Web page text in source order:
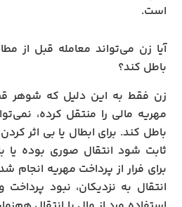
است.
آیا زن می‌تواند معامله قبل از
باطل کند؟
زن فقط به این دلیل که شوهر
مهریه مالی را منتقل کرده،
باطل کند. برای ابطال یا بی‌ اثر
ثابت شود انتقال صوری بوده یا
برای فرار از پرداخت مهریه انجام
انتقال به نزدیکان، نبود پرداخت